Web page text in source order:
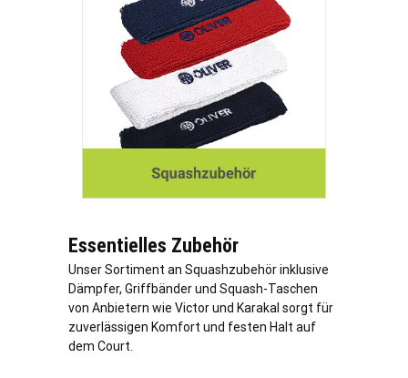
Essentielles Zubehör
Unser Sortiment an Squashzubehör inklusive
Dämpfer, Griffbänder und Squash-Taschen
von Anbietern wie Victor und Karakal sorgt für
zuverlässigen Komfort und festen Halt auf
dem Court.